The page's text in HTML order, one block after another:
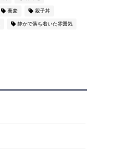
蕎麦 親子丼
静かで落ち着いた雰囲気